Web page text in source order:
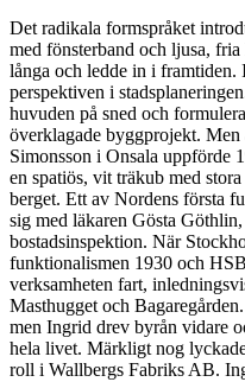
Det radikala formspråket
med fönsterband och ljusa,
långa och ledde in i framtiden.
perspektiven i
huvuden på sned och
överklagade byggprojekt. Men
Simonsson i Onsala uppförde
en spatiös, vit träkub med
berget. Ett av Nordens första
sig med läkaren Gösta
bostadsinspektion. När
funktionalismen 1930 och
verksamheten fart,
Masthugget och
men Ingrid drev byrån vidare
hela livet. Märkligt nog
roll i Wallbergs Fabriks AB.